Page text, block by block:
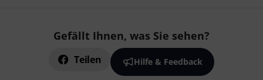
Gefällt Ihnen, was Sie sehen?
Teilen Hilfe & Feedback